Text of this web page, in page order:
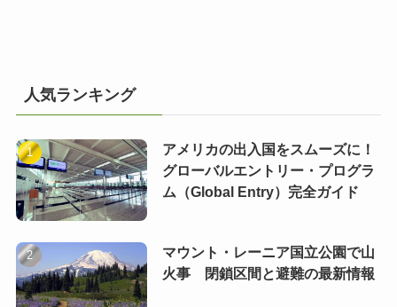
人気ランキング
アメリカの出入国をスムーズに！
グローバルエントリー・プログラ
ム（Global Entry）完全ガイド
マウント・レーニア国立公園で山
火事 閉鎖区間と避難の最新情報